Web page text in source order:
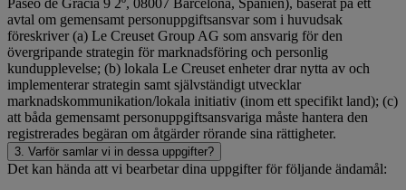
avtal om gemensamt personuppgiftsansvar som i huvudsak
föreskriver (a) Le Creuset Group AG som ansvarig för den
övergripande strategin för marknadsföring och personlig
kundupplevelse; (b) lokala Le Creuset enheter drar nytta av och
implementerar strategin samt självständigt utvecklar
marknadskommunikation/lokala initiativ (inom ett specifikt land); (c)
att båda gemensamt personuppgiftsansvariga måste hantera den
registrerades begäran om åtgärder rörande sina rättigheter.
3. Varför samlar vi in dessa uppgifter?
Det kan hända att vi bearbetar dina uppgifter för följande ändamål: